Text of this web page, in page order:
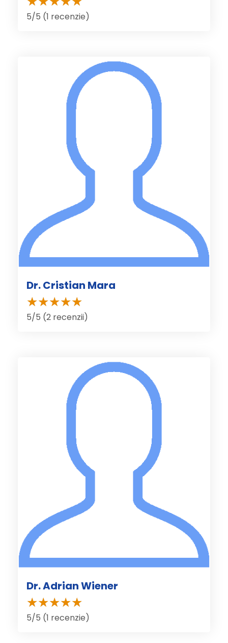
5/5 (1 recenzie)
Dr. Cristian Mara
5/5 (2 recenzii)
Dr. Adrian Wiener
5/5 (1 recenzie)